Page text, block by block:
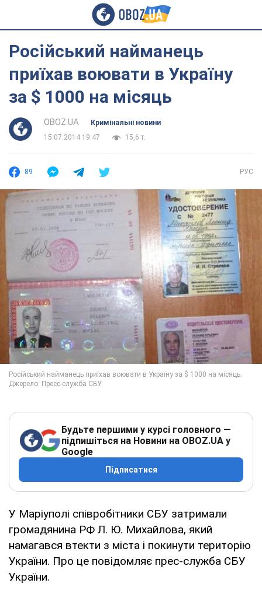
Російський найманець
приїхав воювати в Україну
за $ 1000 на місяць
OBOZ.UA
Кримінальні новини
15.07.2014 19:47
15,6 т.
89 РУС
Будьте першими у курсі головного —
підпишіться на Новини на OBOZ.UA у
Google
Підписатися
У Маріуполі співробітники СБУ затримали
громадянина РФ Л. Ю. Михайлова, який
намагався втекти з міста і покинути територію
України. Про це повідомляє прес-служба СБУ
України.